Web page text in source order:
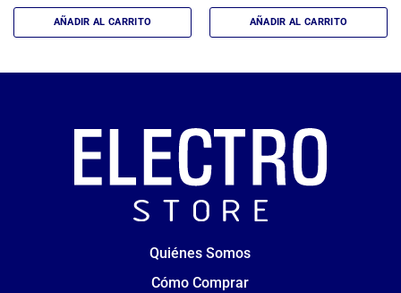
AÑADIR AL CARRITO AÑADIR AL CARRITO
Quiénes Somos
Cómo Comprar